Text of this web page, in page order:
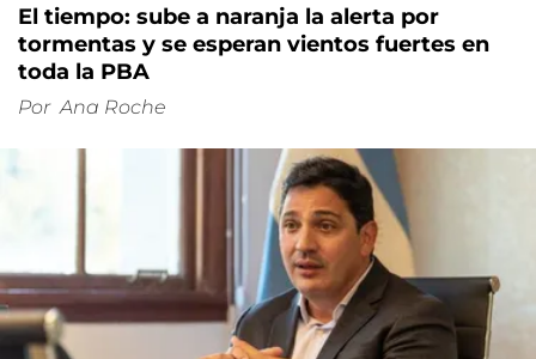
El tiempo: sube a naranja la alerta por
tormentas y se esperan vientos fuertes en
toda la PBA
Por Ana Roche